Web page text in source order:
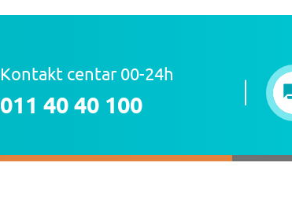
Kontakt centar 00-24h
011 40 40 100